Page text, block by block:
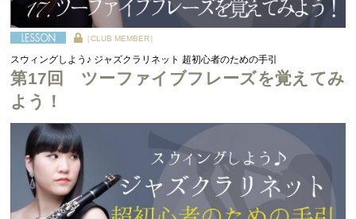
［CLUB MEMBER］
スウィングしよう♪ ジャズクラリネット 超初心者のための手引
第17回 ツーファイブフレーズを覚えてみ
よう！